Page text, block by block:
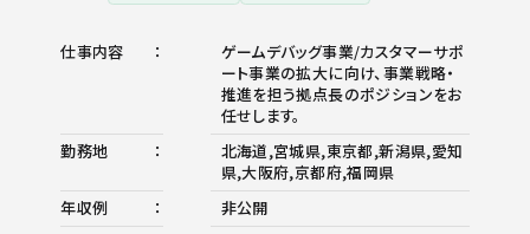
仕事内容
ゲームデバッグ事業/カスタマーサポ
ート事業の拡大に向け、事業戦略・
推進を担う拠点長のポジションをお
任せします。
勤務地
北海道,宮城県,東京都,新潟県,愛知
県,大阪府,京都府,福岡県
年収例
非公開